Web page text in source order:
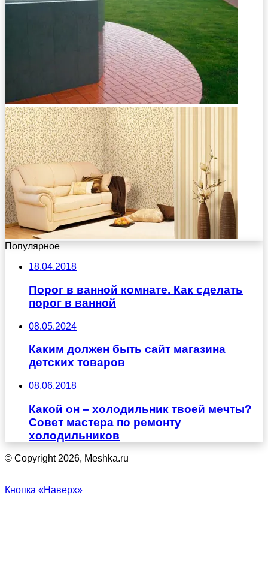
Популярное
18.04.2018
Порог в ванной комнате. Как сделать
порог в ванной
08.05.2024
Каким должен быть сайт магазина
детских товаров
08.06.2018
Какой он – холодильник твоей мечты?
Совет мастера по ремонту
холодильников
© Copyright 2026, Meshka.ru
Кнопка «Наверх»